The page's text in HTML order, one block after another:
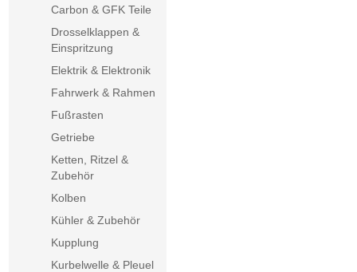
Carbon & GFK Teile
Drosselklappen &
Einspritzung
Elektrik & Elektronik
Fahrwerk & Rahmen
Fußrasten
Getriebe
Ketten, Ritzel &
Zubehör
Kolben
Kühler & Zubehör
Kupplung
Kurbelwelle & Pleuel